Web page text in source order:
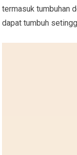
termasuk tumbuhan
dapat tumbuh